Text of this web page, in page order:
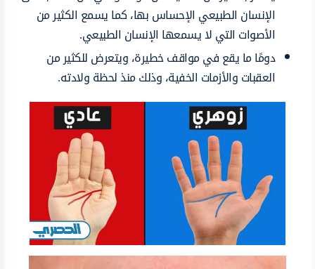
الإنسان الطبيعي الإحساس بها، كما يسمع الكثير من
الأصوات التي لا يسمعها الإنسان الطبيعي.
دومًا ما يقع في مواقف خطيرة، ويتعرض للكثير من
العقبات والأزمات الخفية، وذلك منذ لحظة ولادته.